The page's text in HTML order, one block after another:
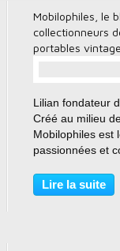
Mobilophiles, le
collectionneurs
portables
Lilian fondateur
Créé au milieu
Mobilophiles est
passionnées et
années 1970 à
2000. À quoi
Lire la suite